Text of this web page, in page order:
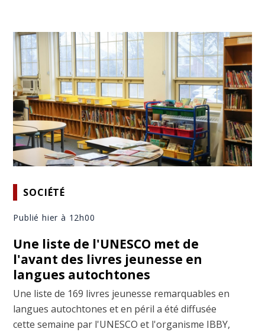
SOCIÉTÉ
Publié hier à 12h00
Une liste de l'UNESCO met de
l'avant des livres jeunesse en
langues autochtones
Une liste de 169 livres jeunesse remarquables en
langues autochtones et en péril a été diffusée
cette semaine par l'UNESCO et l'organisme IBBY,